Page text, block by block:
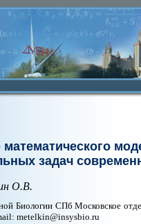
задач
О.В.
Биологии СПб Московское
metelkin@insysbio.ru